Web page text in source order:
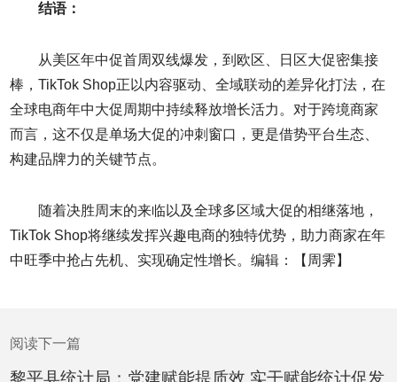
结语：
从美区年中促首周双线爆发，到欧区、日区大促密集接
棒，TikTok Shop正以内容驱动、全域联动的差异化打法，在
全球电商年中大促周期中持续释放增长活力。对于跨境商家
而言，这不仅是单场大促的冲刺窗口，更是借势平台生态、
构建品牌力的关键节点。
随着决胜周末的来临以及全球多区域大促的相继落地，
TikTok Shop将继续发挥兴趣电商的独特优势，助力商家在年
中旺季中抢占先机、实现确定性增长。编辑：【周霁】
阅读下一篇
黎平县统计局：党建赋能提质效 实干赋能统计促发